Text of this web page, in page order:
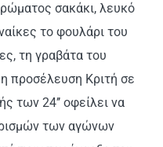
σακάκι, λευκό
το φουλάρι του
τη γραβάτα του
προσέλευση Κριτή σε
των 24’’ οφείλει να
των αγώνων